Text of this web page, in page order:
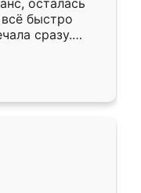
осталась
быстро
сразу.
подошёл к
Собрали
даже